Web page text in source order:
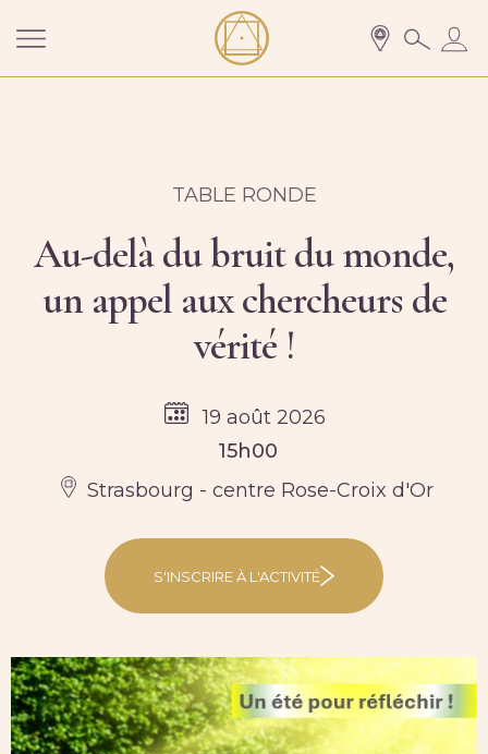
TABLE RONDE
Au-delà du bruit du monde,
un appel aux chercheurs de
vérité !
19 août 2026
15h00
Strasbourg - centre Rose-Croix d'Or
S'INSCRIRE À L'ACTIVITÉ